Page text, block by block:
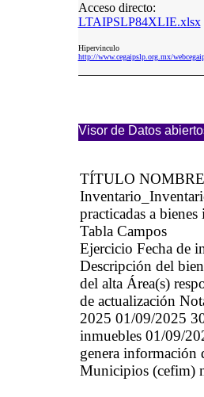
Acceso directo:
LTAIPSLP84XLIE.xlsx
Hipervinculo
http://www.cegaipslp.org.mx/
Visor de Datos
TÍTULO
practicadas a
Tabla Campos
Ejercicio Fecha de
Descripción del
del alta Área(s)
de actualización
2025 01/09/2025
inmuebles 01/09/
genera información
Municipios (cefim)